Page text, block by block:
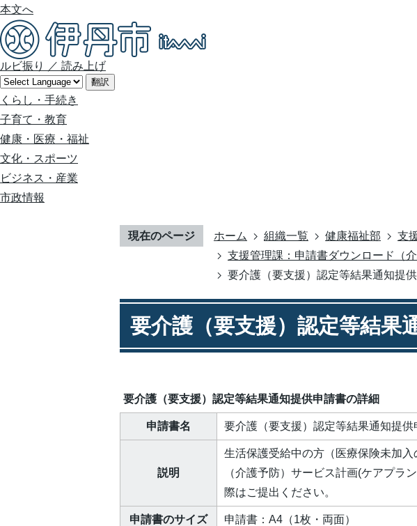
本文へ
ルビ振り ／ 読み上げ
翻訳
くらし・手続き
子育て・教育
健康・医療・福祉
文化・スポーツ
ビジネス・産業
市政情報
現在のページ ホーム 組織一覧 健康福祉部
支
支援管理課：申請書ダウンロード（
要介護（要支援）認定等結果通知提
要介護（要支援）認定等結果
要介護（要支援）認定等結果通知提供申請書の詳細
申請書名 要介護（要支援）認定等結果通知提供
説明
生活保護受給中の方（医療保険未加
（介護予防）サービス計画(ケアプラ
際はご提出ください。
申請書のサイズ 申請書：A4（1枚・両面）